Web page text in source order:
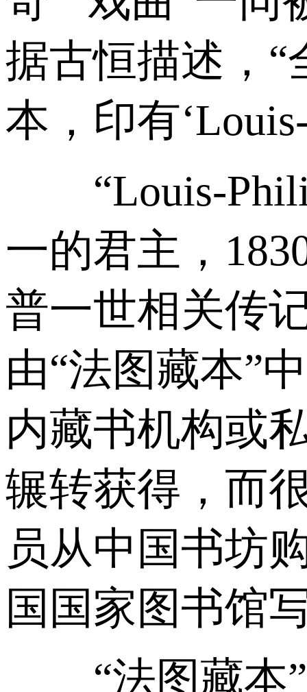
据古恒描述，“
本，印有
“Louis-
一的君主，
普一世相关传
由“法图藏本”
内藏书机构或
辗转获得，而
员从中国书坊
国国家图书馆
“法图藏本”